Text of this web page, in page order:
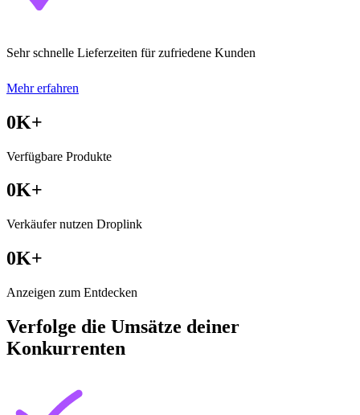
Sehr schnelle Lieferzeiten für zufriedene Kunden
Mehr erfahren
0K+
Verfügbare Produkte
0K+
Verkäufer nutzen Droplink
0K+
Anzeigen zum Entdecken
Verfolge die Umsätze deiner
Konkurrenten